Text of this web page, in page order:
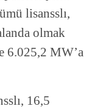
lisansslı,
olmak
6.025,2 MW’a
16,5